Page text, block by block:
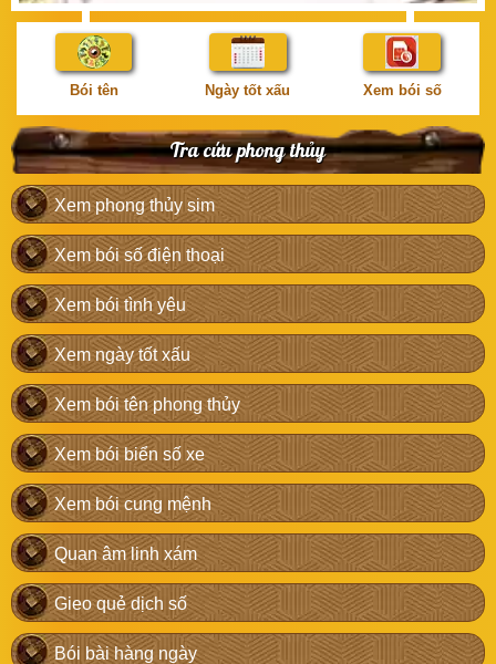
Bói tên Ngày tốt xấu Xem bói số
Tra cứu phong thủy
Xem phong thủy sim
Xem bói số điện thoại
Xem bói tình yêu
Xem ngày tốt xấu
Xem bói tên phong thủy
Xem bói biển số xe
Xem bói cung mệnh
Quan âm linh xám
Gieo quẻ dịch số
Bói bài hàng ngày